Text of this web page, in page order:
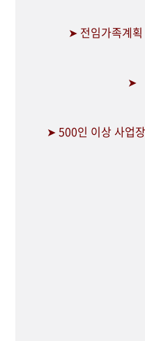
➤ 전임가족계
➤
➤ 500인 이상 사업